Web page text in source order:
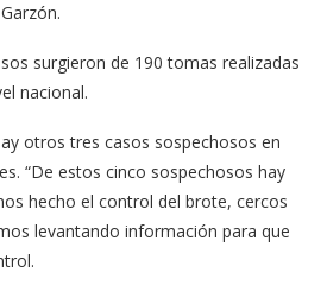
surgieron de 190 tomas realizadas
nacional.
otros tres casos sospechosos en
“De estos cinco sospechosos hay
hecho el control del brote, cercos
levantando información para que